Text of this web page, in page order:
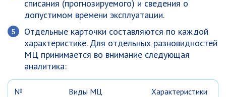
списания (прогнозируемого) и сведения о
допустимом времени эксплуатации.
Отдельные карточки составляются по каждой
характеристике. Для отдельных разновидностей
МЦ принимается во внимание следующая
аналитика:
№ Виды МЦ Характеристики